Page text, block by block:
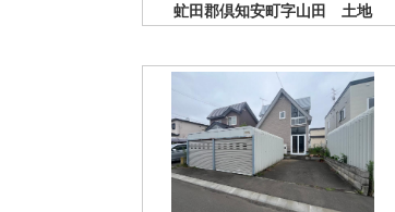
虻田郡倶知安町字山田 土地